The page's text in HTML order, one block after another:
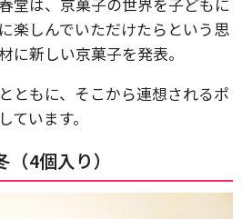
楽しんでいただけたらという思
に新しい京菓子を発表。
ともに、そこから連想されるポ
います。
4個入り）